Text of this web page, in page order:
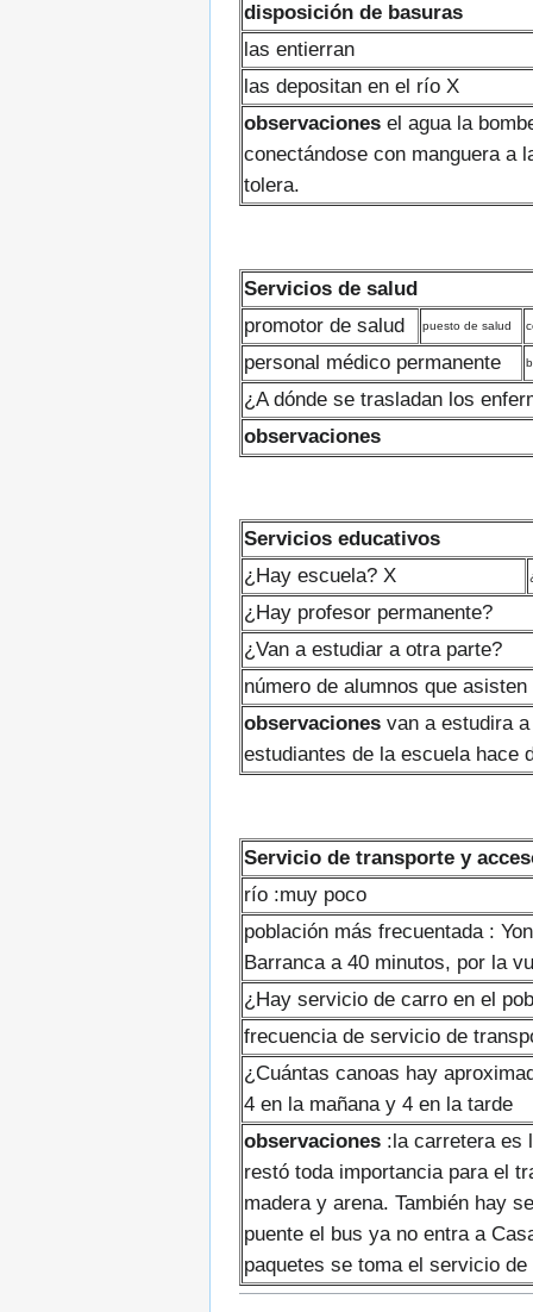
disposición de basuras
las entierran
las depositan en el río X
observaciones el agua la
conectándose con manguera a
tolera.
Servicios de salud
promotor de salud
puesto de salud
personal médico permanente
¿A dónde se trasladan los
observaciones
Servicios educativos
¿Hay escuela? X
¿Hay profesor permanente?
¿Van a estudiar a otra parte?
número de alumnos que
observaciones van a estudira
estudiantes de la escuela hace
Servicio de transporte y
río :muy poco
población más frecuentada :
Barranca a 40 minutos, por la
¿Hay servicio de carro en el
frecuencia de servicio de
¿Cuántas canoas hay
4 en la mañana y 4 en la tarde
observaciones :la carretera es
restó toda importancia para el
madera y arena. También hay
puente el bus ya no entra a
paquetes se toma el servicio de